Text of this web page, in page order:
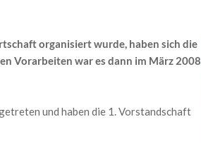
organisiert wurde, haben sich die
Vorarbeiten war es dann im März 2008
und haben die 1. Vorstandschaft